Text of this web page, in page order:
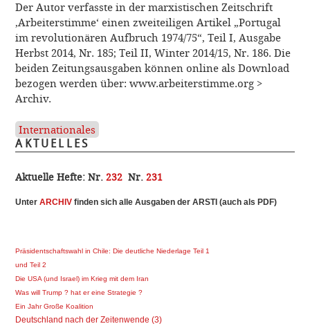
Der Autor verfasste in der marxistischen Zeitschrift
‚Arbeiterstimme‘ einen zweiteiligen Artikel „Portugal
im revolutionären Aufbruch 1974/75“, Teil I, Ausgabe
Herbst 2014, Nr. 185; Teil II, Winter 2014/15, Nr. 186. Die
beiden Zeitungsausgaben können online als Download
bezogen werden über: www.arbeiterstimme.org >
Archiv.
Internationales
AKTUELLES
Aktuelle Hefte: Nr.232 Nr.231
UnterARCHIV finden sich alle Ausgaben der ARSTI (auch als PDF)
Präsidentschaftswahl in Chile: Die deutliche Niederlage Teil 1
und Teil 2
Die USA (und Israel) im Krieg mit dem Iran
Was will Trump ? hat er eine Strategie ?
Ein Jahr Große Koalition
Deutschland nach der Zeitenwende (3)